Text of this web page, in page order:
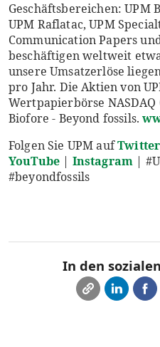
Geschäftsbereichen: UPM
UPM Raflatac, UPM
Communication Papers
beschäftigen weltweit
unsere Umsatzerlöse
pro Jahr. Die Aktien von
Wertpapierbörse
Biofore - Beyond fossils.
Folgen Sie UPM aufTwitter
YouTube | Instagram |
#beyondfossils
In den